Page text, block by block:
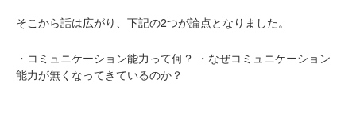
そこから話は広がり、下記の2つが論点となりました。
・コミュニケーション能力って何？
・なぜコミュニケーション
能力が無くなってきているのか？